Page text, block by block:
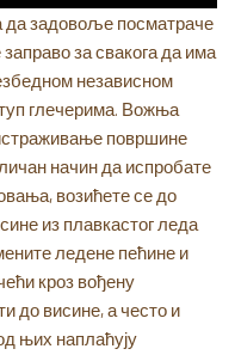
задовоље посматраче
заправо за свакога да има
независном
глечерима. Вожња
површине
начин да испробате
возићете се до
из плавкастог леда
ледене пећине и
кроз вођену
до висине, а често и
њих наплаћују